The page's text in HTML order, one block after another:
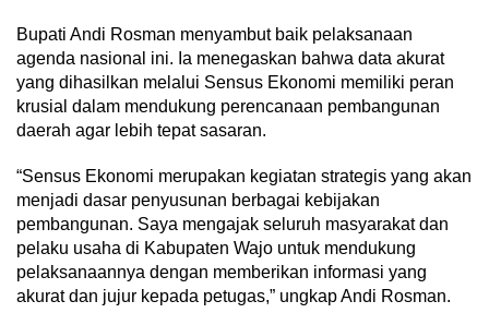
Bupati Andi Rosman menyambut baik pelaksanaan
agenda nasional ini. Ia menegaskan bahwa data akurat
yang dihasilkan melalui Sensus Ekonomi memiliki peran
krusial dalam mendukung perencanaan pembangunan
daerah agar lebih tepat sasaran.
“Sensus Ekonomi merupakan kegiatan strategis yang akan
menjadi dasar penyusunan berbagai kebijakan
pembangunan. Saya mengajak seluruh masyarakat dan
pelaku usaha di Kabupaten Wajo untuk mendukung
pelaksanaannya dengan memberikan informasi yang
akurat dan jujur kepada petugas,” ungkap Andi Rosman.